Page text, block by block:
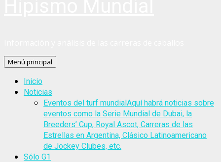
Menú principal
Inicio
Noticias
Eventos del turf mundialAquí habrá noticias sobre
eventos como la Serie Mundial de Dubai, la
Breeders’ Cup, Royal Ascot, Carreras de las
Estrellas en Argentina, Clásico Latinoamericano
de Jockey Clubes, etc.
Sólo G1